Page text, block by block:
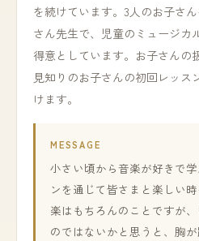
を続けています。3人のお子さ
さん先生で、児童のミュージカ
得意としています。お子さんの
見知りのお子さんの初回レッス
けます。
MESSAGE
小さい頃から音楽が好きで
ンを通じて皆さまと楽しい
楽はもちろんのことですが
のではないかと思うと、胸